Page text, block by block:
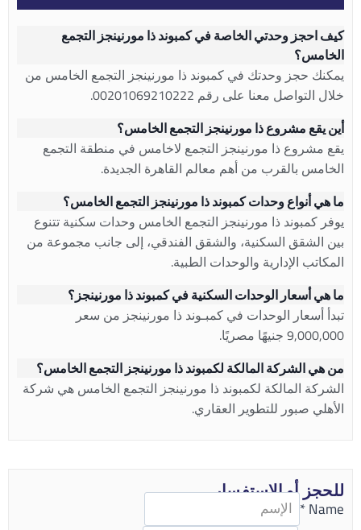
كيف احجز وحدتي الخاصة في كمبوند ذا مورنينجز التجمع
الخامس؟
يمكنك حجز وحدتك في كمبوند ذا مورنينجز التجمع الخامس من
خلال التواصل معنا على رقم 00201069210222.
أين يقع مشروع ذا مورنينجز التجمع الخامس؟
يقع مشروع ذا مورنينجز التجمع لاخامس في منطقة التجمع
الخامس بالقرب من أهم معالم القاهرة الجديدة.
ما هي أنواع وحدات كمبوند ذا مورنينجز التجمع الخامس؟
يوفر كمبوند ذا مورنينجز التجمع الخامس وحدات سكنية تتنوع
بين الشقق السكنية، والشقق الفندقي، إلى جانب مجموعة من
المكاتب الإدارية والوحدات الطبية.
ما هي أسعار الوحدات السكنية في كمبوند ذا مورنينجز؟
تبدأ أسعار الوحدات في كمبـوند ذا مورنينجز من سعر
9,000,000 جنيهًا مصريًا.
من هي الشركة المالكة لكمبوند ذا مورنينجز التجمع الخامس؟
الشركة المالكة لكمبوند ذا مورنينجز التجمع الخامس هي شركة
الأهلي صبور للتطوير العقاري.
للحجز أو الاستفسار
Name
*